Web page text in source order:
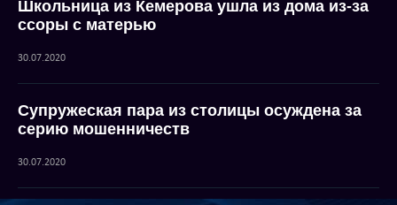
Школьница из Кемерова ушла из дома из-за
ссоры с матерью
30.07.2020
Супружеская пара из столицы осуждена за
серию мошенничеств
30.07.2020